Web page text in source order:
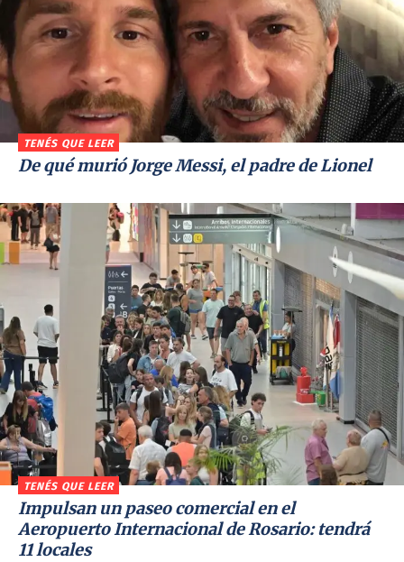
TENÉS QUE LEER
De qué murió Jorge Messi, el padre de Lionel
TENÉS QUE LEER
Impulsan un paseo comercial en el
Aeropuerto Internacional de Rosario: tendrá
11 locales